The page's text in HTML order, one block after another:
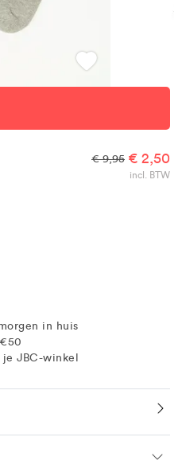
€ 9,95 € 2,50
incl. BTW
in huis
JBC-winkel